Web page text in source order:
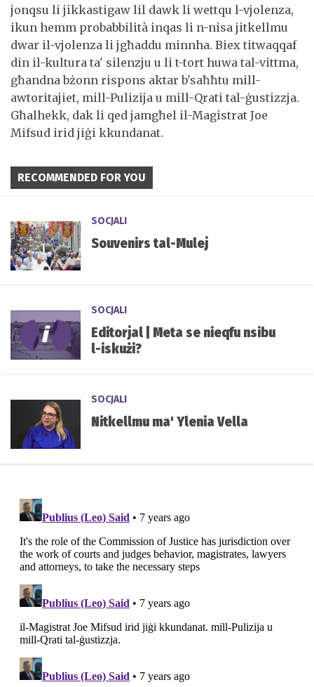
jonqsu li jikkastigaw lil dawk li wettqu l-vjolenza,
ikun hemm probabbilità inqas li n-nisa jitkellmu
dwar il-vjolenza li jgħaddu minnha. Biex titwaqqaf
din il-kultura ta' silenzju u li t-tort huwa tal-vittma,
għandna bżonn rispons aktar b'saħħtu mill-
awtoritajiet, mill-Pulizija u mill-Qrati tal-ġustizzja.
Għalhekk, dak li qed jamgħel il-Magistrat Joe
Mifsud irid jiġi kkundanat.
RECOMMENDED FOR YOU
SOCJALI
Souvenirs tal-Mulej
SOCJALI
Editorjal | Meta se nieqfu nsibu
l-iskużi?
SOCJALI
Nitkellmu ma' Ylenia Vella